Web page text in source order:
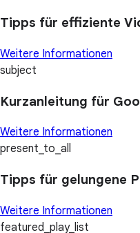
Tipps für effiziente
Weitere Informationen
subject
Kurzanleitung für
Weitere Informationen
present_to_all
Tipps für gelungene
Weitere Informationen
featured_play_list